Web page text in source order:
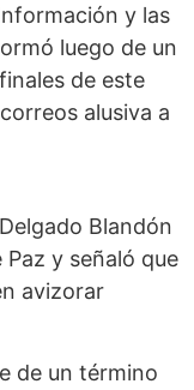
y las
luego de un
de este
alusiva a
Blandón
y señaló que
avizorar
de un término